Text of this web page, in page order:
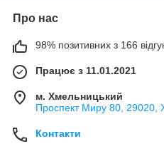
Про нас
98% позитивних з 166
Працює з 11.01.2021
м. Хмельницький
Проспект Миру 80, 29020,
Контакти